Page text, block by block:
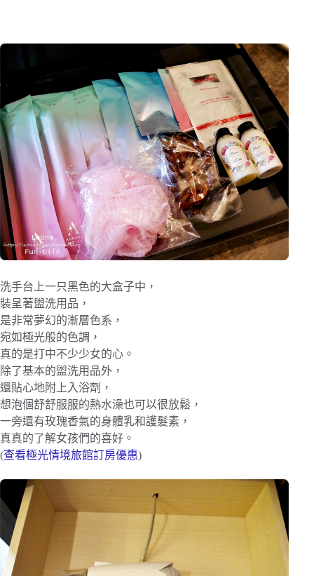
洗手台上一只黑色的大盒子中，
裝呈著盥洗用品，
是非常夢幻的漸層色系，
宛如極光般的色調，
真的是打中不少少女的心。
除了基本的盥洗用品外，
還貼心地附上入浴劑，
想泡個舒舒服服的熱水澡也可以很放鬆，
一旁還有玫瑰香氣的身體乳和護髮素，
真真的了解女孩們的喜好。
(查看極光情境旅館訂房優惠)